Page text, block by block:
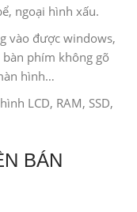
ngoại hình xấu.
vào được windows,
phím không gõ
hình…
LCD, RAM, SSD,
BÁN